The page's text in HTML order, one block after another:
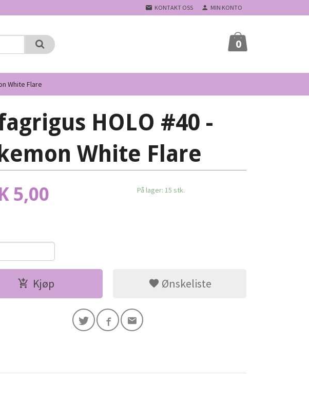
KONTAKT OSS MIN KONTO
0
White Flare
HOLO #40 -
White Flare
5,00 På lager: 15 stk.
Kjøp Ønskeliste